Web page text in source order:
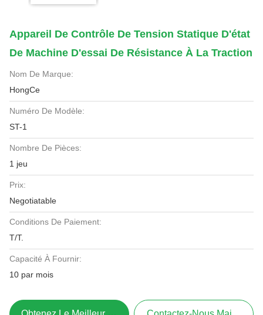
Appareil De Contrôle De Tension Statique D'état
De Machine D'essai De Résistance À La Traction
Nom De Marque:
HongCe
Numéro De Modèle:
ST-1
Nombre De Pièces:
1 jeu
Prix:
Negotiatable
Conditions De Paiement:
T/T.
Capacité À Fournir:
10 par mois